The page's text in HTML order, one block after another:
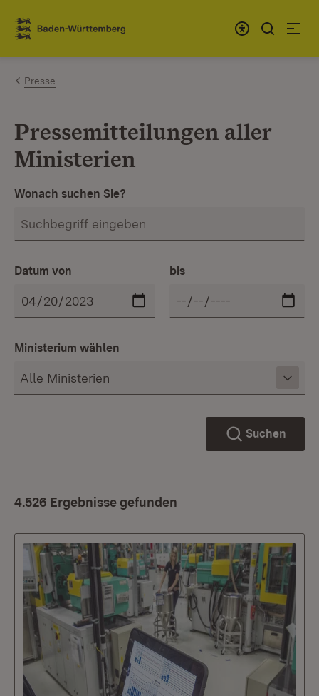
Zum Inhalt springen
Link zur Startseite
Presse
Pressemitteilungen aller
Ministerien
Wonach suchen Sie?
Datum von bis
Ministerium wählen
Suchen
4.526 Ergebnisse gefunden